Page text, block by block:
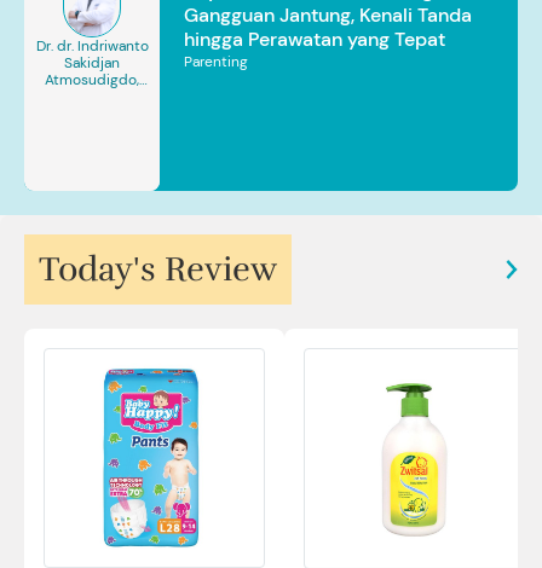
Dr. dr. Indriwanto
Sakidjan
Atmosudigdo,
Gangguan Jantung, Kenali Tanda
hingga Perawatan yang Tepat
Parenting
Today's Review